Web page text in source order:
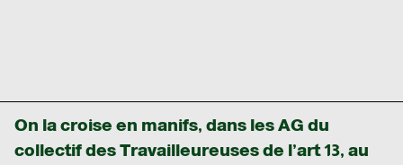
On la croise en manifs, dans les AG du
collectif des Travailleureuses de l’art 13, au